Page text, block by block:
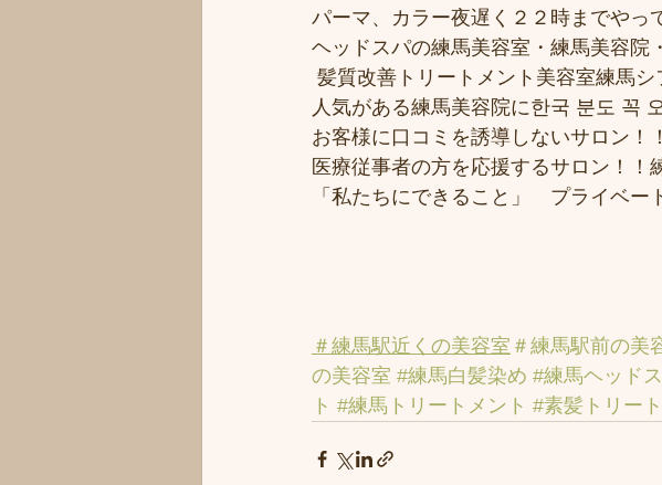
パーマ、カラー夜遅く２２時までやっ
ヘッドスパの練馬美容室・練馬美容院
髪質改善トリートメント美容室練馬シ
人気がある練馬美容院に한국 분도 꼭
お客様に口コミを誘導しないサロン！
医療従事者の方を応援するサロン！
「私たちにできること」　プライベ
＃練馬駅近くの美容室 ＃練馬駅前の美
の美容室 #練馬白髪染め #練馬ヘッド
ト #練馬トリートメント #素髪トリー